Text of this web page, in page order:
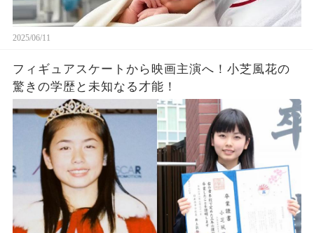
2025/06/11
フィギュアスケートから映画主演へ！小芝風花の
驚きの学歴と未知なる才能！